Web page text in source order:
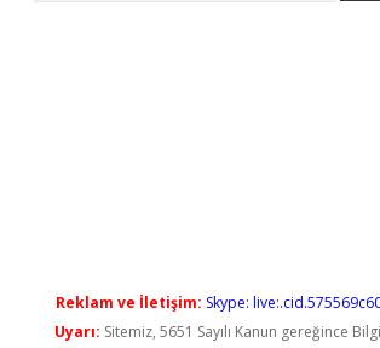
Reklam ve İletişim: Skype:
Uyarı: Sitemiz, 5651 Sayılı Kanun gereğince